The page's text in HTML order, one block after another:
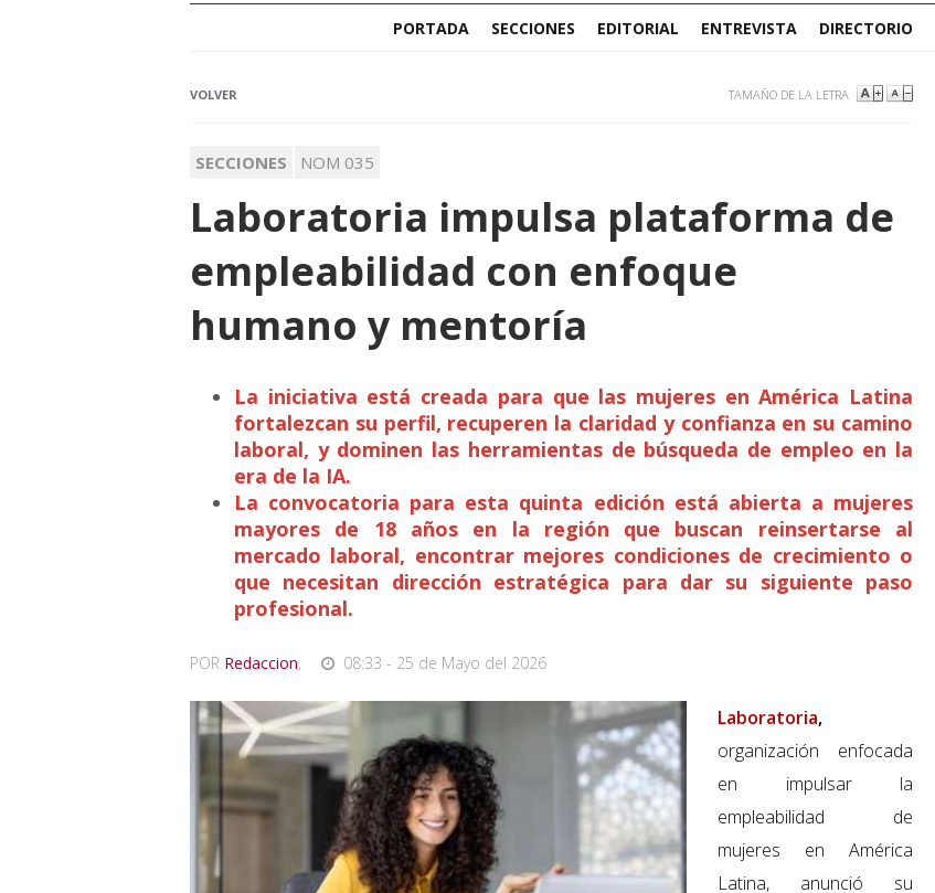
PORTADA SECCIONES EDITORIAL ENTREVISTA DIRECTORIO
VOLVER TAMAÑO DE LA LETRA
SECCIONES NOM 035
Laboratoria impulsa plataforma de
empleabilidad con enfoque
humano y mentoría
La iniciativa está creada para que las mujeres en América Latina
fortalezcan su perfil, recuperen la claridad y confianza en su camino
laboral, y dominen las herramientas de búsqueda de empleo en la
era de la IA.
La convocatoria para esta quinta edición está abierta a mujeres
mayores de 18 años en la región que buscan reinsertarse al
mercado laboral, encontrar mejores condiciones de crecimiento o
que necesitan dirección estratégica para dar su siguiente paso
profesional.
POR Redaccion, 08:33 - 25 de Mayo del 2026
Laboratoria,
organización enfocada
en impulsar la
empleabilidad de
mujeres en América
Latina, anunció su